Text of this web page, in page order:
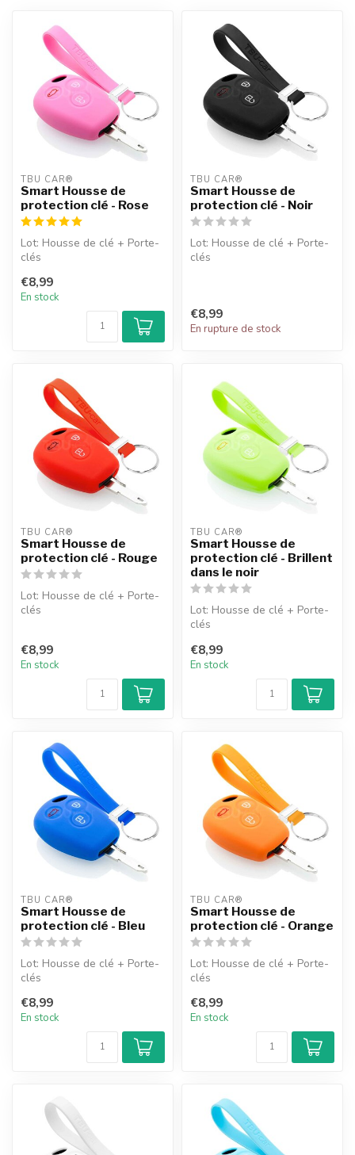
TBU CAR®
Smart Housse de
protection clé - Rose
Lot: Housse de clé + Porte-
clés
€8,99
En stock
TBU CAR®
Smart Housse de
protection clé - Noir
Lot: Housse de clé + Porte-
clés
€8,99
En rupture de stock
TBU CAR®
Smart Housse de
protection clé - Rouge
Lot: Housse de clé + Porte-
clés
€8,99
En stock
TBU CAR®
Smart Housse de
protection clé - Brillent
dans le noir
Lot: Housse de clé + Porte-
clés
€8,99
En stock
TBU CAR®
Smart Housse de
protection clé - Bleu
Lot: Housse de clé + Porte-
clés
€8,99
En stock
TBU CAR®
Smart Housse de
protection clé - Orange
Lot: Housse de clé + Porte-
clés
€8,99
En stock